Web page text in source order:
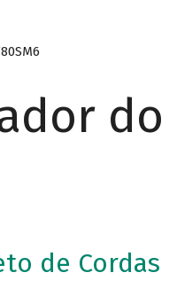
de Cordas